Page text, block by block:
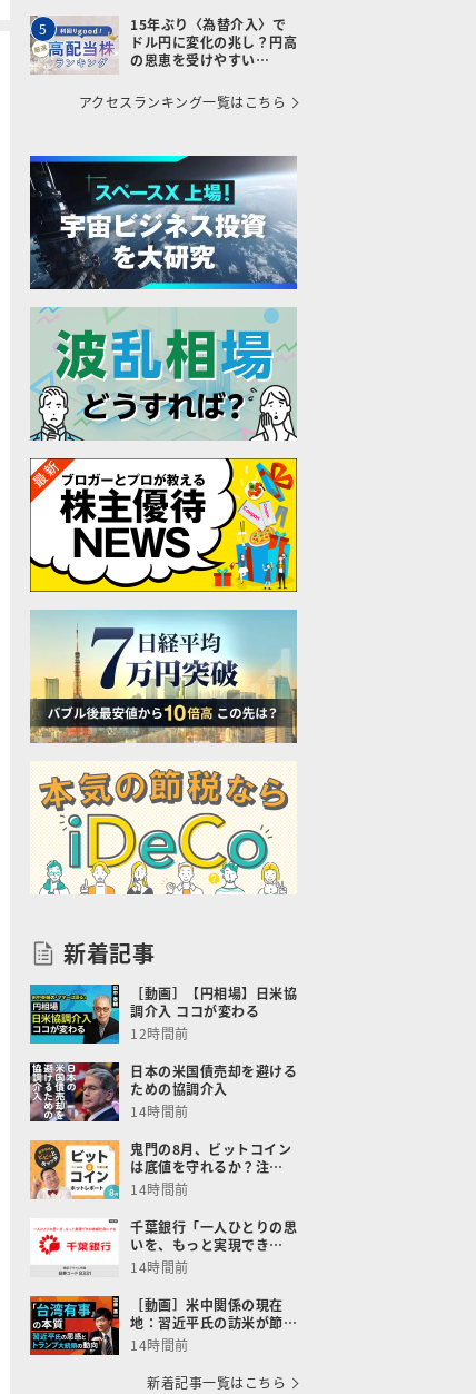
5
15年ぶり〈為替介入〉で
ドル円に変化の兆し？円高
の恩恵を受けやすい…
アクセスランキング一覧はこちら
新着記事
［動画］【円相場】日米協
調介入 ココが変わる
12時間前
日本の米国債売却を避ける
ための協調介入
14時間前
鬼門の8月、ビットコイン
は底値を守れるか？注…
14時間前
千葉銀行「一人ひとりの思
いを、もっと実現でき…
14時間前
［動画］米中関係の現在
地：習近平氏の訪米が節…
14時間前
新着記事一覧はこちら